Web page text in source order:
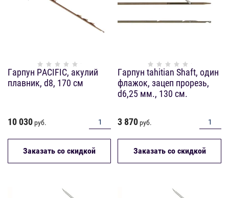
Гарпун PACIFIC, акулий
плавник, d8, 170 см
10 030 руб.
Заказать со скидкой
Гарпун tahitian Shaft, один
флажок, зацеп прорезь,
d6,25 мм., 130 см.
3 870 руб.
Заказать со скидкой